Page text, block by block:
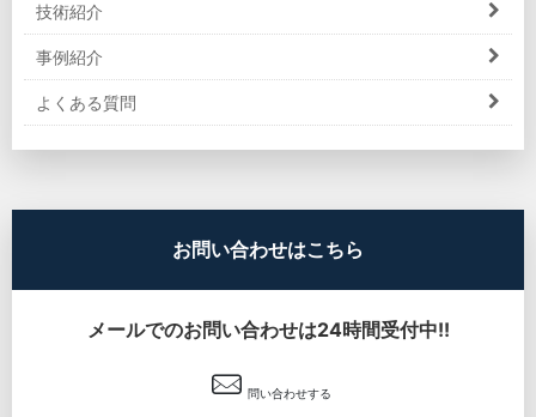
技術紹介
事例紹介
よくある質問
お問い合わせはこちら
メールでのお問い合わせは24時間受付中!!
問い合わせする